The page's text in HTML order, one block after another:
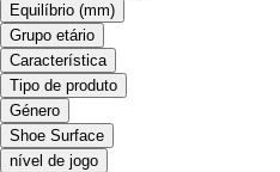
Equilíbrio (mm)
Grupo etário
Característica
Tipo de produto
Género
Shoe Surface
nível de jogo